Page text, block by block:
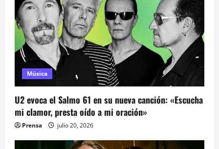
a
s
Música
U2 evoca el Salmo 61 en su nueva canción: «Escucha
mi clamor, presta oído a mi oración»
Prensa julio 20, 2026